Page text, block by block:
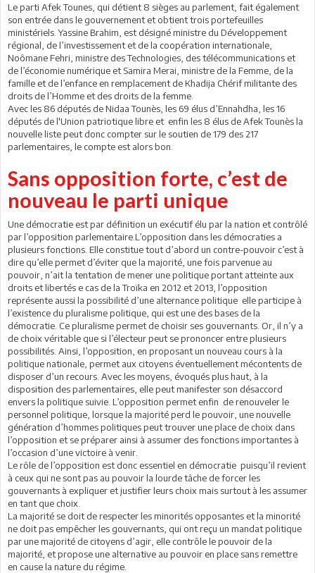
Le parti Afek Tounes, qui détient 8 sièges au parlement, fait également
son entrée dans le gouvernement et obtient trois portefeuilles
ministériels. Yassine Brahim, est désigné ministre du Développement
régional, de l’investissement et de la coopération internationale,
Noômane Fehri, ministre des Technologies, des télécommunications et
de l’économie numérique et Samira Merai, ministre de la Femme, de la
famille et de l’enfance en remplacement de Khadija Chérif militante des
droits de l’Homme et des droits de la femme.
Avec les 86 députés de Nidaa Tounès, les 69 élus d’Ennahdha, les 16
députés de l'Union patriotique libre et enfin les 8 élus de Afek Tounès la
nouvelle liste peut donc compter sur le soutien de 179 des 217
parlementaires, le compte est alors bon.
Sans opposition forte, c’est de
nouveau le parti unique
Une démocratie est par définition un exécutif élu par la nation et contrôlé
par l’opposition parlementaire.L’opposition dans les démocraties a
plusieurs fonctions. Elle constitue tout d’abord un contre-pouvoir c’est à
dire qu’elle permet d’éviter que la majorité, une fois parvenue au
pouvoir, n’ait la tentation de mener une politique portant atteinte aux
droits et libertés e cas de la Troïka en 2012 et 2013, l’opposition
représente aussi la possibilité d’une alternance politique elle participe à
l’existence du pluralisme politique, qui est une des bases de la
démocratie. Ce pluralisme permet de choisir ses gouvernants. Or, il n’y a
de choix véritable que si l’électeur peut se prononcer entre plusieurs
possibilités. Ainsi, l’opposition, en proposant un nouveau cours à la
politique nationale, permet aux citoyens éventuellement mécontents de
disposer d’un recours. Avec les moyens, évoqués plus haut, à la
disposition des parlementaires, elle peut manifester son désaccord
envers la politique suivie. L’opposition permet enfin de renouveler le
personnel politique, lorsque la majorité perd le pouvoir, une nouvelle
génération d’hommes politiques peut trouver une place de choix dans
l’opposition et se préparer ainsi à assumer des fonctions importantes à
l’occasion d’une victoire à venir.
Le rôle de l’opposition est donc essentiel en démocratie puisqu’il revient
à ceux qui ne sont pas au pouvoir la lourde tâche de forcer les
gouvernants à expliquer et justifier leurs choix mais surtout à les assumer
en tant que choix.
La majorité se doit de respecter les minorités opposantes et la minorité
ne doit pas empêcher les gouvernants, qui ont reçu un mandat politique
par une majorité de citoyens d’agir, elle contrôle le pouvoir de la
majorité, et propose une alternative au pouvoir en place sans remettre
en cause la nature du régime.